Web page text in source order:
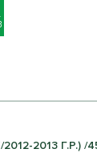
2012-2013 Г.Р.)